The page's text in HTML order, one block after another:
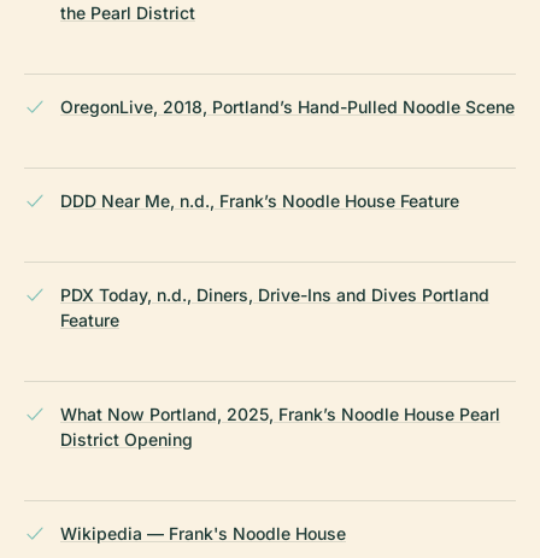
the Pearl District
OregonLive, 2018, Portland’s Hand-Pulled Noodle Scene
DDD Near Me, n.d., Frank’s Noodle House Feature
PDX Today, n.d., Diners, Drive-Ins and Dives Portland
Feature
What Now Portland, 2025, Frank’s Noodle House Pearl
District Opening
Wikipedia — Frank's Noodle House